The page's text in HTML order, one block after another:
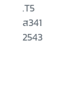
.T5
ส341
2543